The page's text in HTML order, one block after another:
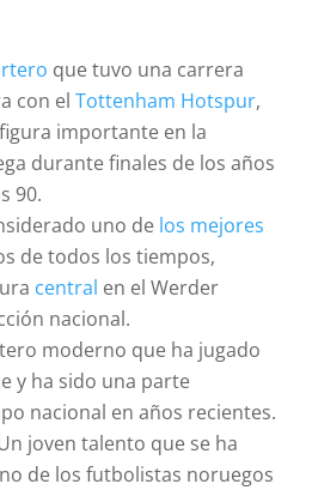
que tuvo una carrera
con elTottenham Hotspur,
importante en la
durante finales de los años
90.
uno de los mejores
de todos los tiempos,
central en el Werder
nacional.
moderno que ha jugado
y ha sido una parte
nacional en años recientes.
joven talento que se ha
de los futbolistas noruegos